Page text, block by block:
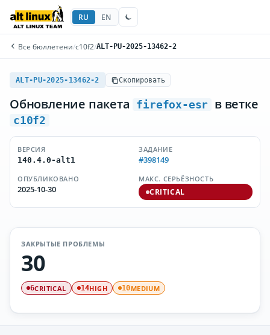
RU EN
Все бюллетени/c10f2/ALT-PU-2025-13462-2
ALT-PU-2025-13462-2 Скопировать
Обновление пакета firefox-esr в ветке
c10f2
ВЕРСИЯ
140.4.0-alt1
ЗАДАНИЕ
#398149
ОПУБЛИКОВАНО
2025-10-30
МАКС. СЕРЬЁЗНОСТЬ
CRITICAL
ЗАКРЫТЫЕ ПРОБЛЕМЫ
30
6CRITICAL 14HIGH 10MEDIUM